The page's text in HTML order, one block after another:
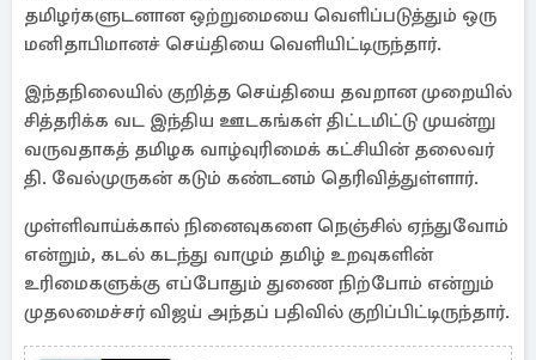
தமிழர்களுடனான ஒற்றுமையை வெளிப்படுத்தும் ஒரு
மனிதாபிமானச் செய்தியை வெளியிட்டிருந்தார்.
இந்தநிலையில் குறித்த செய்தியை தவறான முறையில்
சித்தரிக்க வட இந்திய ஊடகங்கள் திட்டமிட்டு முயன்று
வருவதாகத் தமிழக வாழ்வுரிமைக் கட்சியின் தலைவர்
தி. வேல்முருகன் கடும் கண்டனம் தெரிவித்துள்ளார்.
முள்ளிவாய்க்கால் நினைவுகளை நெஞ்சில் ஏந்துவோம்
என்றும், கடல் கடந்து வாழும் தமிழ் உறவுகளின்
உரிமைகளுக்கு எப்போதும் துணை நிற்போம் என்றும்
முதலமைச்சர் விஜய் அந்தப் பதிவில் குறிப்பிட்டிருந்தார்.